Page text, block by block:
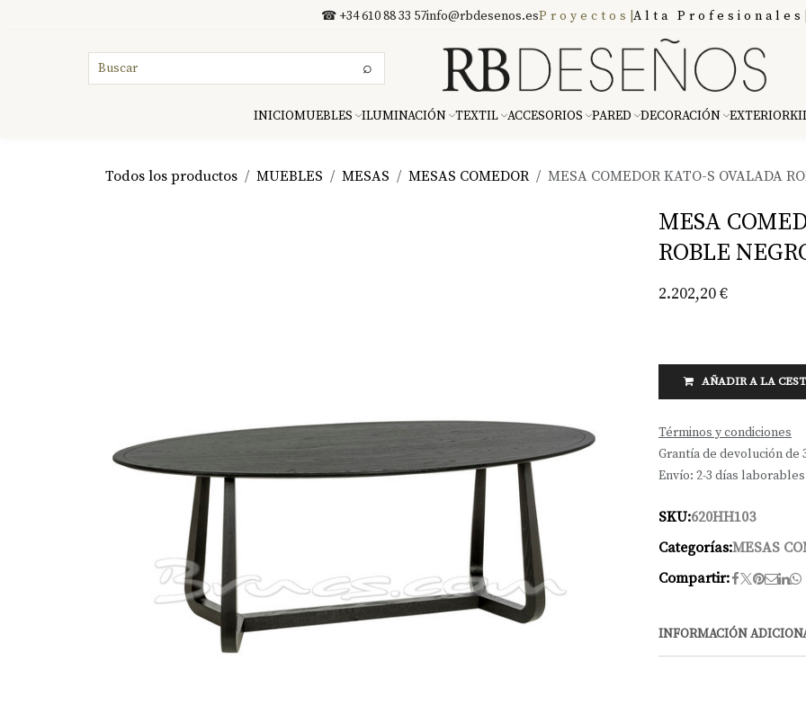
☎ +34 610 88 33 57info@rbdesenos.esProyectos Alta Profesionales
⌕
INICIOMUEBLES ILUMINACIÓN TEXTIL ACCESORIOS PARED DECORACIÓN EXTERIOR
Todos los productos MUEBLES MESAS MESAS COMEDOR MESA COMEDOR KATO-S OVALADA
MESA
ROBLE
2.202,20€
AÑADIR A LA
Términos y condiciones
Grantía de devolución de
Envío: 2-3 días laborables
SKU:620HH103
Categorías:MESAS
Compartir:
INFORMACIÓN